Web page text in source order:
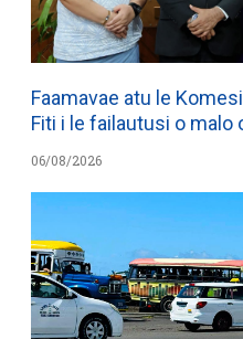
Faamavae atu le
Fiti i le failautusi o malo
06/08/2026